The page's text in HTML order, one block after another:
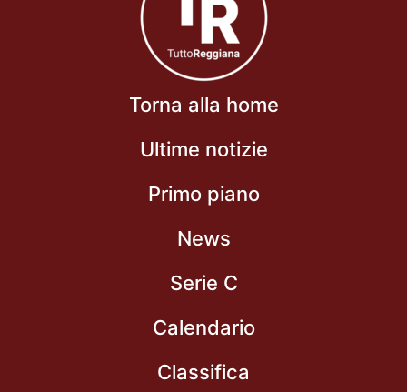
Torna alla home
Ultime notizie
Primo piano
News
Serie C
Calendario
Classifica